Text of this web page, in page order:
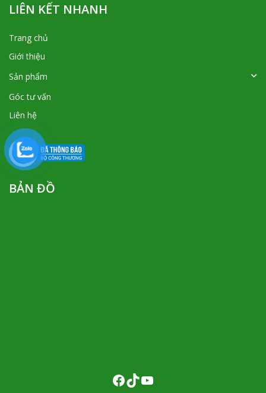
LIÊN KẾT NHANH
Trang chủ
Giới thiệu
Sản phẩm
Góc tư vấn
Liên hệ
BẢN ĐỒ